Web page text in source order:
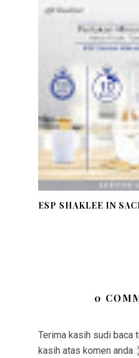
ESP SHAKLEE IN
0
Terima kasih sudi baca
kasih atas komen anda :)